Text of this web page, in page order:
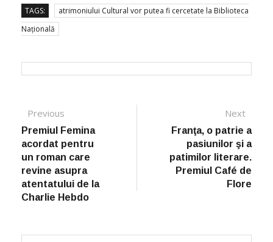
TAGS:
atrimoniului Cultural vor putea fi cercetate la Biblioteca
Națională
Post navigation
Previous
Premiul Femina
acordat pentru
un roman care
revine asupra
atentatului de la
Charlie Hebdo
Next
post:
Franţa, o patrie a
pasiunilor şi a
patimilor literare.
Premiul Café de
Flore